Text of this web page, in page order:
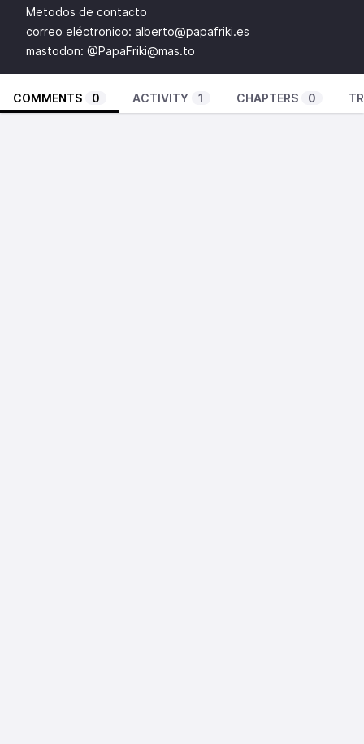
Metodos de contacto
correo eléctronico: alberto@papafriki.es
mastodon: @PapaFriki@mas.to
COMMENTS 0 ACTIVITY 1 CHAPTERS 0